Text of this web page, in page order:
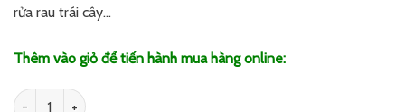
rửa rau trái cây…
Thêm vào giỏ để tiến hành mua hàng online:
Số lượng